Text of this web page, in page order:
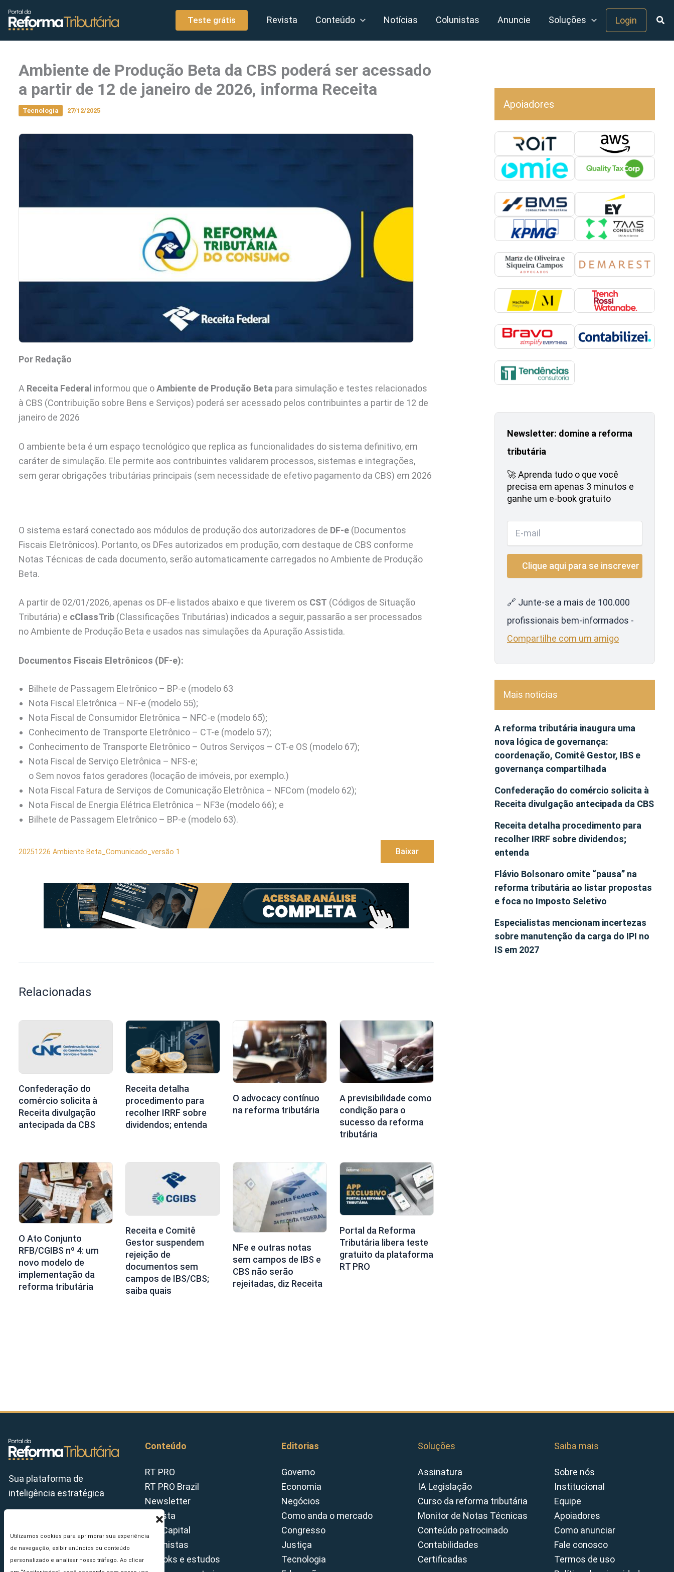
Utilizamos cookies para aprimorar sua experiência
de navegação, exibir anúncios ou conteúdo
personalizado e analisar nosso tráfego. Ao clicar
conteúdo
Teste grátis Revista Conteúdo Notícias Colunistas Anuncie Soluções Login
Ambiente de Produção Beta da CBS poderá ser acessado
a partir de 12 de janeiro de 2026, informa Receita
Tecnologia 27/12/2025
Por Redação
A Receita Federal informou que oAmbiente de Produção Beta para simulação e testes relacionados
à CBS (Contribuição sobre Bens e Serviços) poderá ser acessado pelos contribuintes a partir de 12 de
janeiro de 2026
O ambiente beta é um espaço tecnológico que replica as funcionalidades do sistema definitivo, em
caráter de simulação. Ele permite aos contribuintes validarem processos, sistemas e integrações,
sem gerar obrigações tributárias principais (sem necessidade de efetivo pagamento da CBS) em 2026
O sistema estará conectado aos módulos de produção dos autorizadores de DF-e (Documentos
Fiscais Eletrônicos). Portanto, os DFes autorizados em produção, com destaque de CBS conforme
Notas Técnicas de cada documento, serão automaticamente carregados no Ambiente de Produção
Beta.
A partir de 02/01/2026, apenas os DF-e listados abaixo e que tiverem os CST (Códigos de Situação
Tributária) e cClassTrib (Classificações Tributárias) indicados a seguir, passarão a ser processados
no Ambiente de Produção Beta e usados nas simulações da Apuração Assistida.
Documentos Fiscais Eletrônicos (DF-e):
Bilhete de Passagem Eletrônico – BP-e (modelo 63
Nota Fiscal Eletrônica – NF-e (modelo 55);
Nota Fiscal de Consumidor Eletrônica – NFC-e (modelo 65);
Conhecimento de Transporte Eletrônico – CT-e (modelo 57);
Conhecimento de Transporte Eletrônico – Outros Serviços – CT-e OS (modelo 67);
Nota Fiscal de Serviço Eletrônica – NFS-e;
o Sem novos fatos geradores (locação de imóveis, por exemplo.)
Nota Fiscal Fatura de Serviços de Comunicação Eletrônica – NFCom (modelo 62);
Nota Fiscal de Energia Elétrica Eletrônica – NF3e (modelo 66); e
Bilhete de Passagem Eletrônico – BP-e (modelo 63).
20251226 Ambiente Beta_Comunicado_versão 1 Baixar
Relacionadas
Confederação do
comércio solicita à
Receita divulgação
antecipada da CBS
Receita detalha
procedimento para
recolher IRRF sobre
dividendos; entenda
O advocacy contínuo
na reforma tributária
A previsibilidade como
condição para o
sucesso da reforma
tributária
O Ato Conjunto
RFB/CGIBS nº 4: um
novo modelo de
implementação da
reforma tributária
Receita e Comitê
Gestor suspendem
rejeição de
documentos sem
campos de IBS/CBS;
saiba quais
NFe e outras notas
sem campos de IBS e
CBS não serão
rejeitadas, diz Receita
Portal da Reforma
Tributária libera teste
gratuito da plataforma
RT PRO
Apoiadores
Newsletter: domine a reforma
tributária
🚀 Aprenda tudo o que você
precisa em apenas 3 minutos e
ganhe um e-book gratuito
🔗 Junte-se a mais de 100.000
profissionais bem-informados -
Compartilhe com um amigo
Mais notícias
A reforma tributária inaugura uma
nova lógica de governança:
coordenação, Comitê Gestor, IBS e
governança compartilhada
Confederação do comércio solicita à
Receita divulgação antecipada da CBS
Receita detalha procedimento para
recolher IRRF sobre dividendos;
entenda
Flávio Bolsonaro omite “pausa” na
reforma tributária ao listar propostas
e foca no Imposto Seletivo
Especialistas mencionam incertezas
sobre manutenção da carga do IPI no
IS em 2027
Sua plataforma de
inteligência estratégica
Conteúdo
RT PRO
RT PRO Brazil
Newsletter
Revista
Tax Capital
Colunistas
E-books e estudos
Editorias
Governo
Economia
Negócios
Como anda o mercado
Congresso
Justiça
Tecnologia
Soluções
Assinatura
IA Legislação
Curso da reforma tributária
Monitor de Notas Técnicas
Conteúdo patrocinado
Contabilidades
Certificadas
Saiba mais
Sobre nós
Institucional
Equipe
Apoiadores
Como anunciar
Fale conosco
Termos de uso